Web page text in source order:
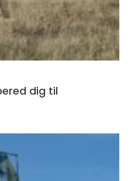
dig til